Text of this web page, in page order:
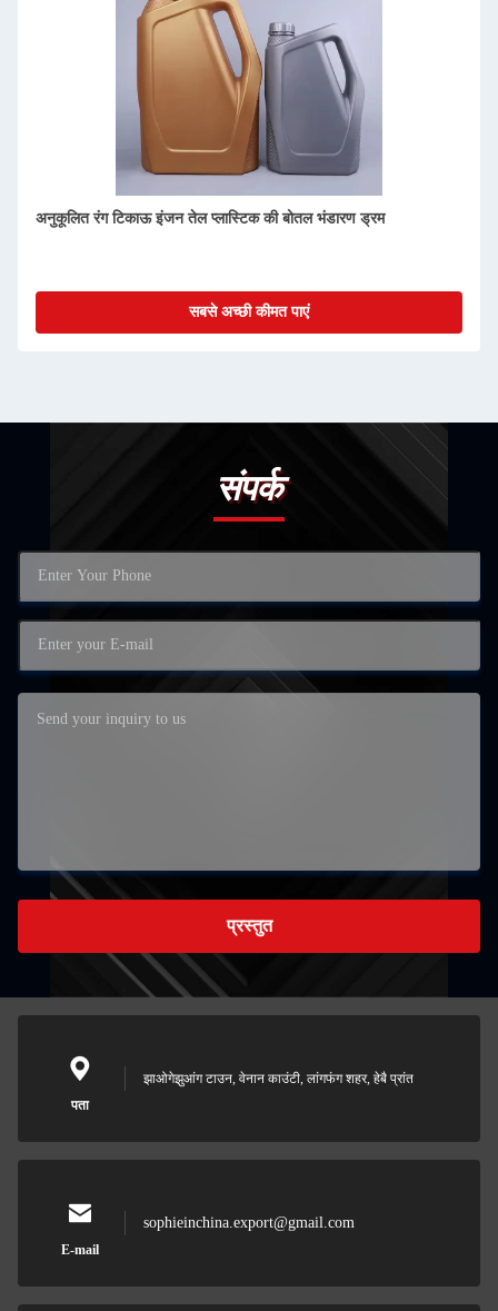
अनुकूलित रंग टिकाऊ इंजन तेल प्लास्टिक की बोतल भंडारण ड्रम
सबसे अच्छी कीमत पाएं
संपर्क
प्रस्तुत
पता
झाओगेझुआंग टाउन, वेनान काउंटी, लांगफंग शहर, हेबै प्रांत
E-mail
sophieinchina.export@gmail.com